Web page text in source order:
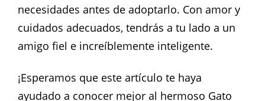
necesidades antes de adoptarlo. Con amor y
cuidados adecuados, tendrás a tu lado a un
amigo fiel e increíblemente inteligente.
¡Esperamos que este artículo te haya
ayudado a conocer mejor al hermoso Gato